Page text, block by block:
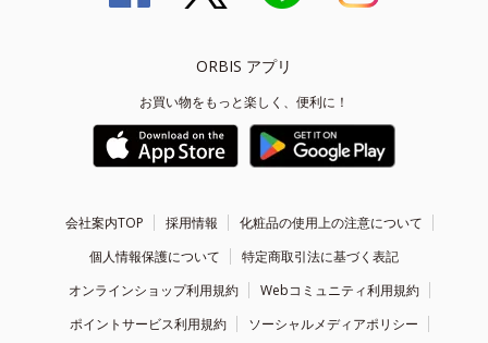
ORBIS アプリ
お買い物をもっと楽しく、便利に！
会社案内TOP 採用情報
化粧品の使用上の注意について
個人情報保護について
特定商取引法に基づく表記
オンラインショップ利用規約
Webコミュニティ利用規約
ポイントサービス利用規約
ソーシャルメディアポリシー